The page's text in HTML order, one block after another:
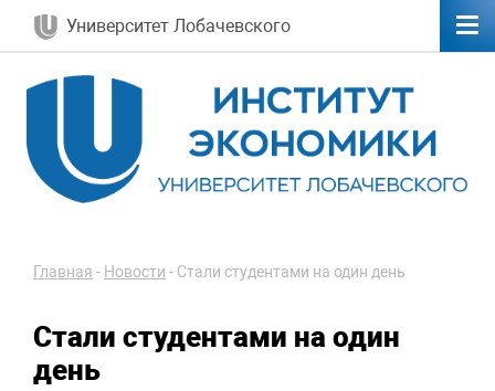
Университет Лобачевского
Главная - Новости - Стали студентами на один день
Стали студентами на один
день